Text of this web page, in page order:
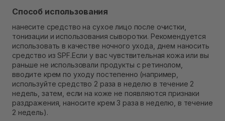
Способ использования
нанесите средство на сухое лицо после очистки,
тонизации и использования сыворотки. Рекомендуется
использовать в качестве ночного ухода, днем ​​наносить
средство из SPF.Если у вас чувствительная кожа или вы
раньше не использовали продукты с ретинолом,
вводите крем по уходу постепенно (например,
используйте средство 2 раза в неделю в течение 2
недель, затем, если на коже не появляются признаки
раздражения, наносите крем 3 раза в неделю, в течение
2 недель).